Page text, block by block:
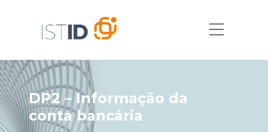
DP2 – Informação da
conta bancária